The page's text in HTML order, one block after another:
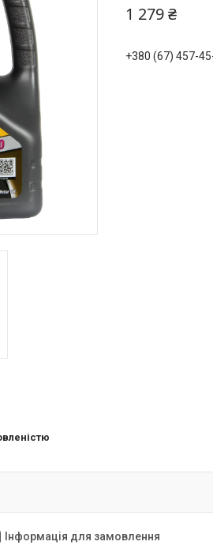
1 279 ₴
+380 (67) 457-
Інформація для замовлення